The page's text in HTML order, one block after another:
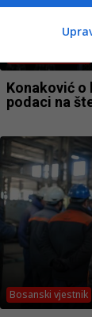
Konaković
podaci na
Bosanski vjestnik